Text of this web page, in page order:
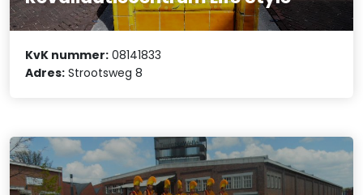
KvK nummer: 08141833
Adres: Strootsweg 8